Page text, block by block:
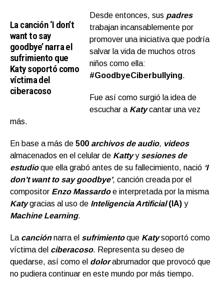
La canción ‘I don’t
want to say
goodbye’ narra el
sufrimiento que
Katy soportó como
víctima del
ciberacoso
Desde entonces, sus padres
trabajan incansablemente por
promover una iniciativa que podría
salvar la vida de muchos otros
niños como ella:
#GoodbyeCiberbullying.
Fue así como surgió la idea de
escuchar a Katycantar una vez
más.
En base a más de 500 archivos de audio, videos
almacenados en el celular de Kattyy sesiones de
estudioque ella grabó antes de su fallecimiento, nació ‘I
don’t want to say goodbye’, canción creada por el
compositor Enzo Massardoe interpretada por la misma
Katygracias al uso de Inteligencia Artificial (IA) y
Machine Learning.
La canciónnarra el sufrimientoque Katysoportó como
víctima del ciberacoso. Representa su deseo de
quedarse, así como el dolor abrumador que provocó que
no pudiera continuar en este mundo por más tiempo.